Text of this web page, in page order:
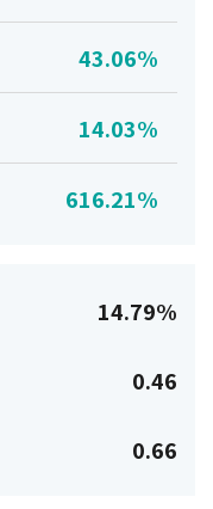
43.06%
14.03%
616.21%
14.79%
0.46
0.66